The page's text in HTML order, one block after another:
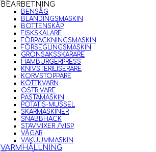
BEARBETNING
BENSÅG
BLANDINGSMASKIN
BOTTENSKÅP
FISKSKALARE
FÖRPACKNINGSMASKIN
FÖRSEGLINGSMASKIN
GRÖNSAKSSKÄRARE
HAMBURGERPRESS
KNIVSTERILISERARE
KORVSTOPPARE
KÖTTKVARN
OSTRIVARE
PASTAMASKIN
POTATIS-MUSSEL
SKÄRMASKINER
SNABBHACK
STAVMIXER /VISP
VÅGAR
VAKUUMMASKIN
VARMHÅLLNING